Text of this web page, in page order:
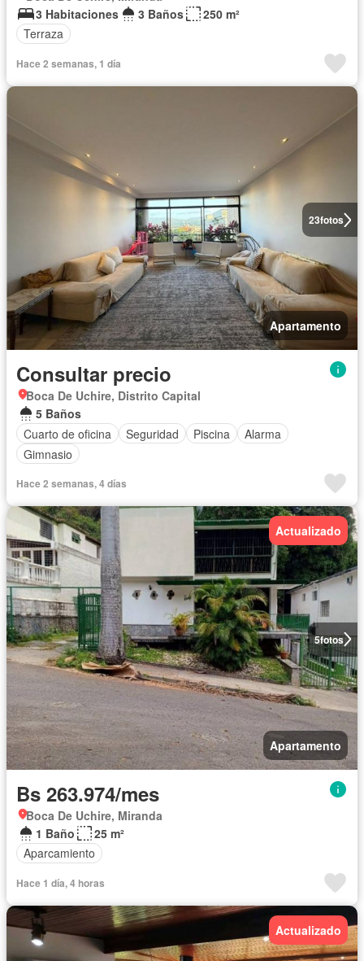
3 Habitaciones
3 Baños
250 m²
Terraza
Hace 2 semanas, 1 día
23fotos
Apartamento
Consultar precio
Boca De Uchire, Distrito Capital
5 Baños
Cuarto de oficina
Seguridad Piscina
Alarma
Gimnasio
Hace 2 semanas, 4 días
5fotos
Actualizado
Apartamento
Bs 263.974/mes
Boca De Uchire, Miranda
1 Baño
25 m²
Aparcamiento
Hace 1 día, 4 horas
Actualizado